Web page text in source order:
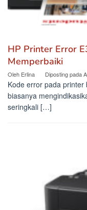
HP Printer Error
Memperbaiki
Oleh Erlina Diposting pada
Kode error pada
biasanya
seringkali […]